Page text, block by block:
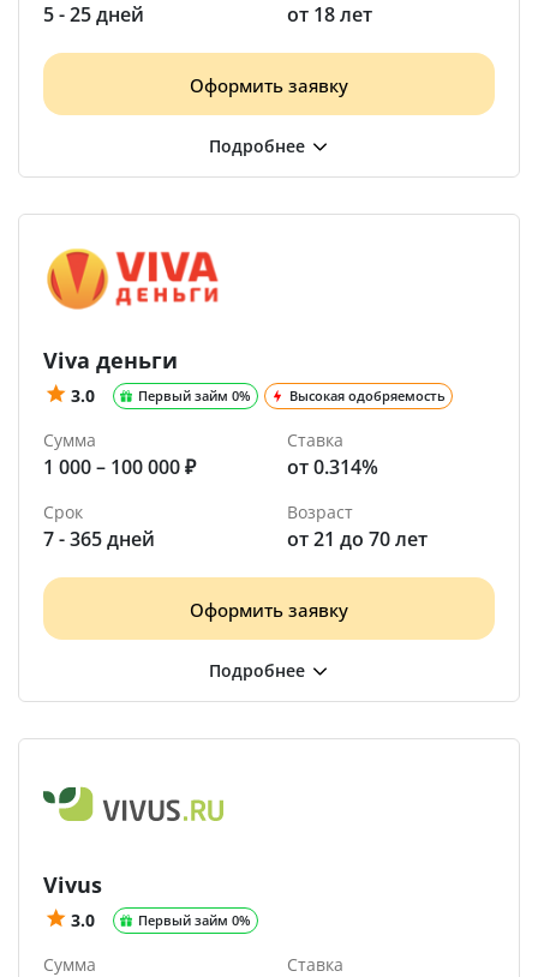
5 - 25 дней от 18 лет
Оформить заявку
Viva деньги
3.0 Первый займ 0% Высокая одобряемость
Сумма
1 000 – 100 000 ₽
Ставка
от 0.314%
Срок
7 - 365 дней
Возраст
от 21 до 70 лет
Оформить заявку
Vivus
3.0 Первый займ 0%
Сумма Ставка